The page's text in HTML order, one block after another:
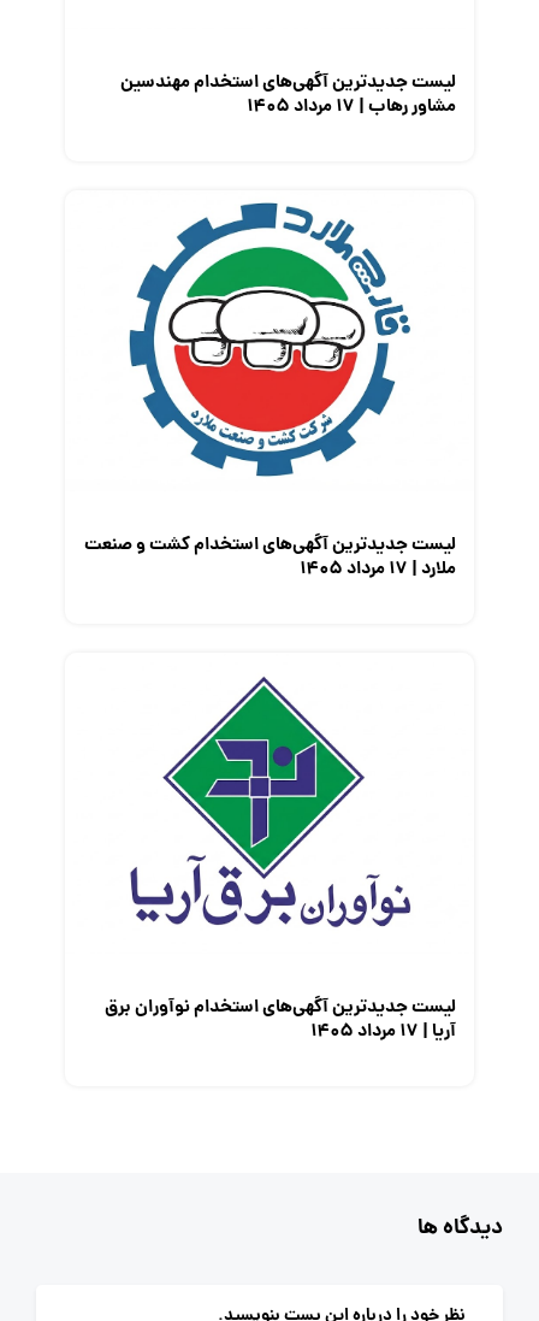
لیست جدیدترین آگهی‌های استخدام مهندسین
مشاور رهاب | ۱۷ مرداد ۱۴۰۵
لیست جدیدترین آگهی‌های استخدام کشت و صنعت
ملارد | ۱۷ مرداد ۱۴۰۵
لیست جدیدترین آگهی‌های استخدام نوآوران برق
آریا | ۱۷ مرداد ۱۴۰۵
دیدگاه ها